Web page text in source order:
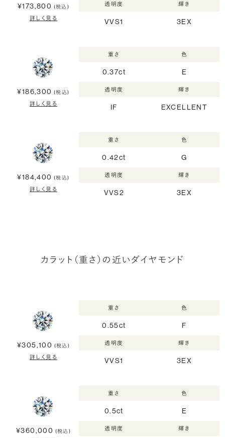
¥173,800 (税込)
詳しく見る
透明度
VVS1
輝き
3EX
¥186,300 (税込)
詳しく見る
重さ
0.37ct
色
E
透明度
IF
輝き
EXCELLENT
¥184,400 (税込)
詳しく見る
重さ
0.42ct
色
G
透明度
VVS2
輝き
3EX
カラット（重さ）の近いダイヤモンド
¥305,100 (税込)
詳しく見る
重さ
0.55ct
色
F
透明度
VVS1
輝き
3EX
¥360,000 (税込)
重さ
0.5ct
色
E
透明度 輝き